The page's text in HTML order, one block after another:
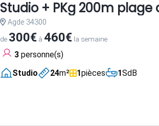
Studio + PKg 200m plage
Agde 34300
de 300€à 460€la semaine
3personne(s)
Studio
24m² 1pièces 1SdB